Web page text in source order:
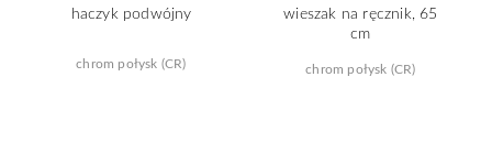
haczyk podwójny
chrom połysk (CR)
wieszak na ręcznik, 65
cm
chrom połysk (CR)